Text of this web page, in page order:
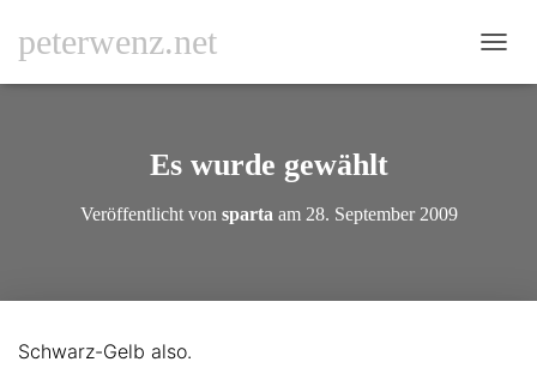
peterwenz.net
A
Es wurde gewählt
Veröffentlicht von sparta am 28. September 2009
Schwarz-Gelb also.